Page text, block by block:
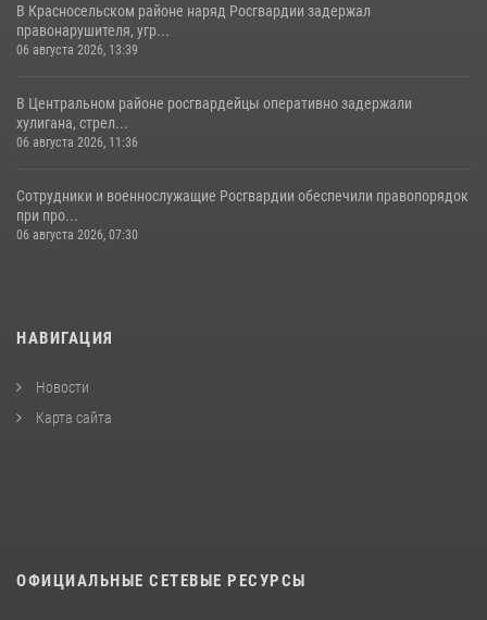
В Красносельском районе наряд Росгвардии задержал
правонарушителя, угр...
06 августа 2026, 13:39
В Центральном районе росгвардейцы оперативно задержали
хулигана, стрел...
06 августа 2026, 11:36
Сотрудники и военнослужащие Росгвардии обеспечили правопорядок
при про...
06 августа 2026, 07:30
НАВИГАЦИЯ
Новости
Карта сайта
ОФИЦИАЛЬНЫЕ СЕТЕВЫЕ РЕСУРСЫ